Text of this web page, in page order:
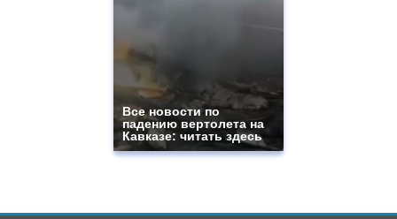
Все новости по
падению вертолета на
Кавказе: читать здесь